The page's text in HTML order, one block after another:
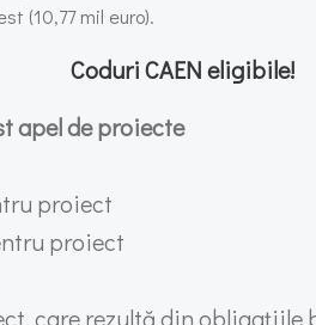
(10,77 mil euro).
Coduri CAEN eligibile!
apel de proiecte
proiect
proiect
care rezultă din obligațiile